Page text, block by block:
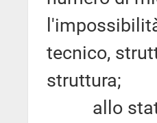
tecnico,
struttura;
allo stato